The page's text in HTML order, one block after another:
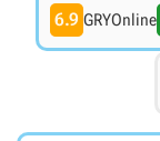
6.9 GRYOnline